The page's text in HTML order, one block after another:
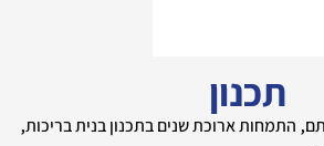
תכנון
התמחות ארוכת שנים בתכנון בנית בריכות,